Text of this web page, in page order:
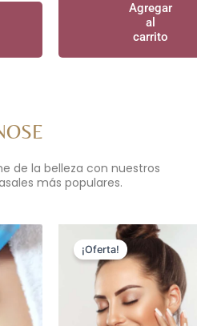
Agregar
al
carrito
de la belleza con nuestros
más populares.
¡Oferta!
Original
price
was:
$699.00.